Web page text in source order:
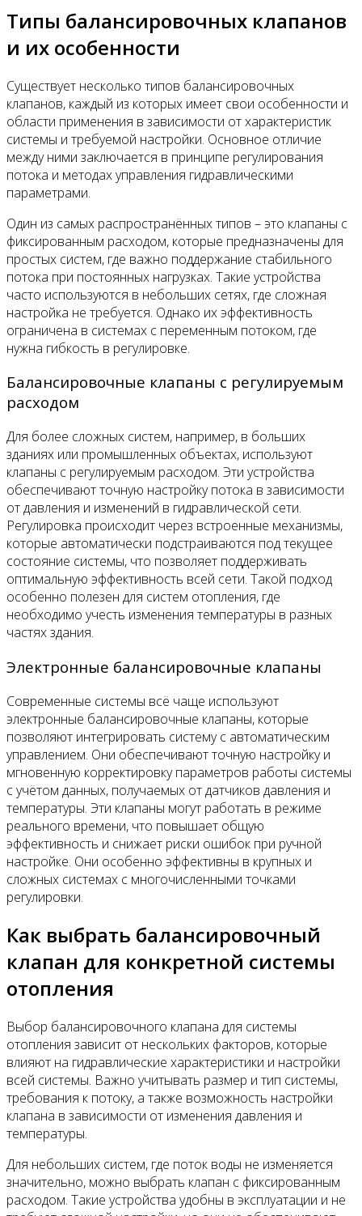
Типы балансировочных клапанов
и их особенности
Существует несколько типов балансировочных
клапанов, каждый из которых имеет свои особенности и
области применения в зависимости от характеристик
системы и требуемой настройки. Основное отличие
между ними заключается в принципе регулирования
потока и методах управления гидравлическими
параметрами.
Один из самых распространённых типов – это клапаны с
фиксированным расходом, которые предназначены для
простых систем, где важно поддержание стабильного
потока при постоянных нагрузках. Такие устройства
часто используются в небольших сетях, где сложная
настройка не требуется. Однако их эффективность
ограничена в системах с переменным потоком, где
нужна гибкость в регулировке.
Балансировочные клапаны с регулируемым
расходом
Для более сложных систем, например, в больших
зданиях или промышленных объектах, используют
клапаны с регулируемым расходом. Эти устройства
обеспечивают точную настройку потока в зависимости
от давления и изменений в гидравлической сети.
Регулировка происходит через встроенные механизмы,
которые автоматически подстраиваются под текущее
состояние системы, что позволяет поддерживать
оптимальную эффективность всей сети. Такой подход
особенно полезен для систем отопления, где
необходимо учесть изменения температуры в разных
частях здания.
Электронные балансировочные клапаны
Современные системы всё чаще используют
электронные балансировочные клапаны, которые
позволяют интегрировать систему с автоматическим
управлением. Они обеспечивают точную настройку и
мгновенную корректировку параметров работы системы
с учётом данных, получаемых от датчиков давления и
температуры. Эти клапаны могут работать в режиме
реального времени, что повышает общую
эффективность и снижает риски ошибок при ручной
настройке. Они особенно эффективны в крупных и
сложных системах с многочисленными точками
регулировки.
Как выбрать балансировочный
клапан для конкретной системы
отопления
Выбор балансировочного клапана для системы
отопления зависит от нескольких факторов, которые
влияют на гидравлические характеристики и настройки
всей системы. Важно учитывать размер и тип системы,
требования к потоку, а также возможность настройки
клапана в зависимости от изменения давления и
температуры.
Для небольших систем, где поток воды не изменяется
значительно, можно выбрать клапан с фиксированным
расходом. Такие устройства удобны в эксплуатации и не